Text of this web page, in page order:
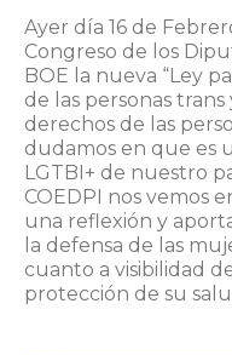
Ayer día 16 de
Congreso de los
BOE la nueva “Ley
de las personas
derechos de las
dudamos en que es
LGTBI+ de nuestro
COEDPI nos vemos
una reflexión y
la defensa de las
cuanto a visibilidad
protección de su